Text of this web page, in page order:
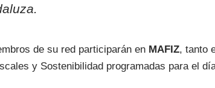
de su red participarán en MAFIZ, tanto
y Sostenibilidad programadas para el